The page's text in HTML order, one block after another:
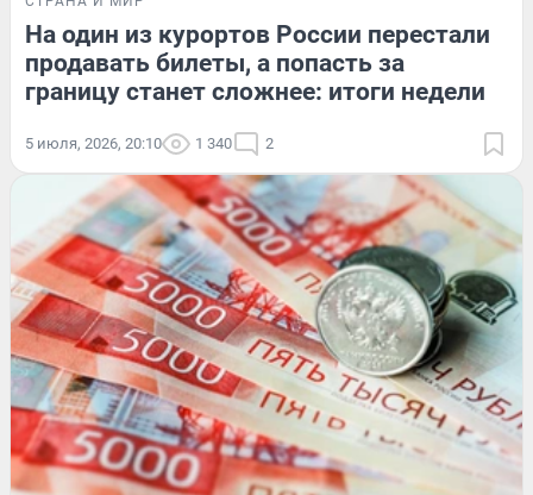
На один из курортов России перестали
продавать билеты, а попасть за
границу станет сложнее: итоги недели
5 июля, 2026, 20:10 1 340 2